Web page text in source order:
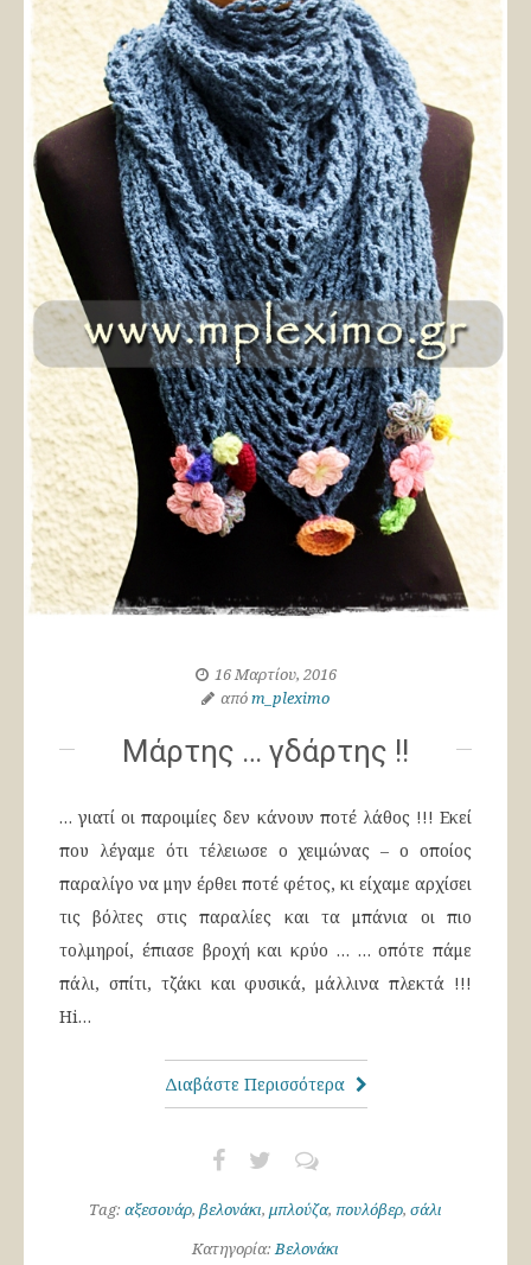
16 Μαρτίου, 2016
απόm_pleximo
Μάρτης … γδάρτης !!
… γιατί οι παροιμίες δεν κάνουν ποτέ λάθος !!! Εκεί
που λέγαμε ότι τέλειωσε ο χειμώνας – ο οποίος
παραλίγο να μην έρθει ποτέ φέτος, κι είχαμε αρχίσει
τις βόλτες στις παραλίες και τα μπάνια οι πιο
τολμηροί, έπιασε βροχή και κρύο … … οπότε πάμε
πάλι, σπίτι, τζάκι και φυσικά, μάλλινα πλεκτά !!!
Hi…
Διαβάστε Περισσότερα
Tag: αξεσουάρ, βελονάκι, μπλούζα, πουλόβερ, σάλι
Κατηγορία:Βελονάκι